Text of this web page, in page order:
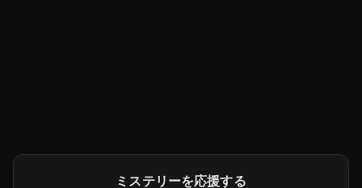
ミステリーを応援する